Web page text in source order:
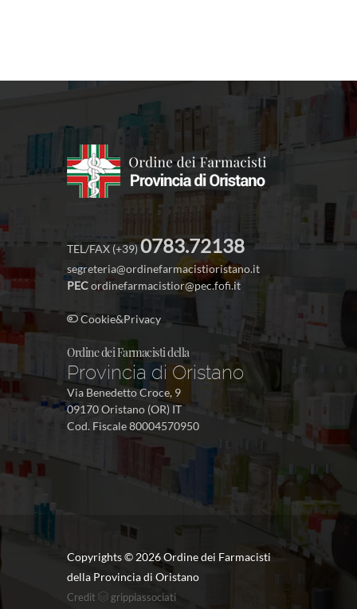
TEL/FAX (+39)0783.72138
segreteria@ordinefarmacistioristano.it
PECordinefarmacistior@pec.fofi.it
Cookie&Privacy
Ordine dei Farmacisti della
Provincia di Oristano
Via Benedetto Croce, 9
09170 Oristano (OR) IT
Cod. Fiscale 80004570950
Copyrights © 2026 Ordine dei Farmacisti
della Provincia di Oristano
Credit grippiassociati